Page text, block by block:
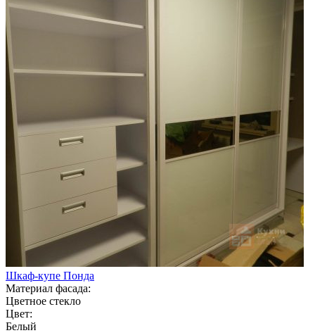
Шкаф-купе Понда
Материал фасада:
Цветное стекло
Цвет:
Белый